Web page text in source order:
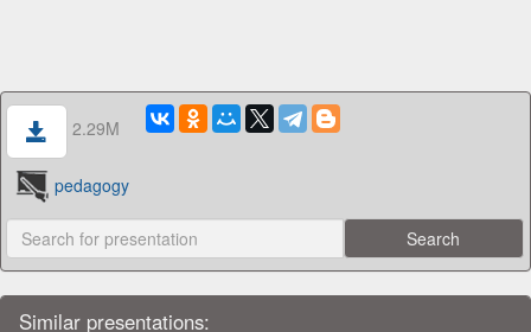
2.29M
pedagogy
Similar presentations: